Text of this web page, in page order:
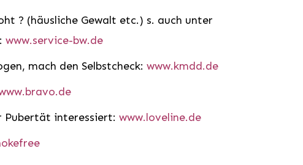
? (häusliche Gewalt etc.) s. auch unter
www.service-bw.de
mach den Selbstcheck: www.kmdd.de
Pubertät interessiert: www.loveline.de